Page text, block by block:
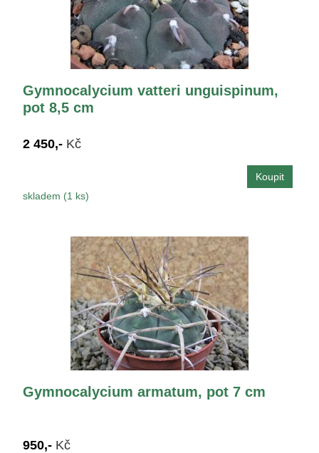
Gymnocalycium vatteri unguispinum,
pot 8,5 cm
2 450,- Kč
skladem (1 ks)
Gymnocalycium armatum, pot 7 cm
950,- Kč